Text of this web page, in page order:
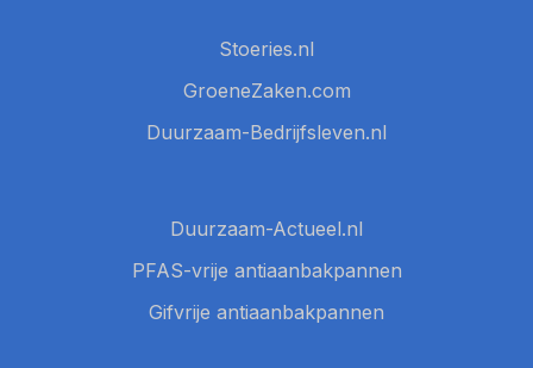
Stoeries.nl
GroeneZaken.com
Duurzaam-Bedrijfsleven.nl
Duurzaam-Actueel.nl
PFAS-vrije antiaanbakpannen
Gifvrije antiaanbakpannen